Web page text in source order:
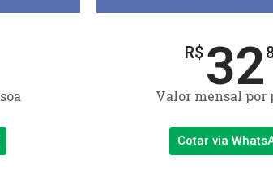
R$ 32
Valor mensal por
Cotar via